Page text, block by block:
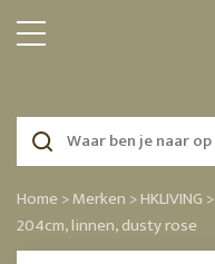
Home >Merken >HKLIVING >
204cm, linnen, dusty rose